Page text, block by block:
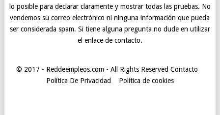
lo posible para declarar claramente y mostrar todas las pruebas. No
vendemos su correo electrónico ni ninguna información que pueda
ser considerada spam. Si tiene alguna pregunta no dude en utilizar
el enlace de contacto.
© 2017 - Reddeempleos.com - All Rights Reserved Contacto
Política De Privacidad
Política de cookies